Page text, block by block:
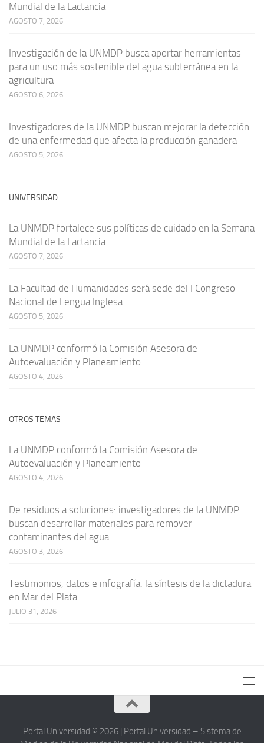
Mundial de la Lactancia
AGOSTO 7, 2026
Investigación de la UNMDP busca aportar herramientas
para un uso más sostenible del agua subterránea en la
agricultura
AGOSTO 6, 2026
Investigadores de la UNMDP buscan mejorar la detección
de una enfermedad que afecta la producción ganadera
AGOSTO 5, 2026
UNIVERSIDAD
La UNMDP fortalece sus políticas de cuidado en la Semana
Mundial de la Lactancia
AGOSTO 7, 2026
La Facultad de Humanidades será sede del I Congreso
Nacional de Lengua Inglesa
AGOSTO 5, 2026
La UNMDP conformó la Comisión Asesora de
Autoevaluación y Planeamiento
AGOSTO 4, 2026
OTROS TEMAS
La UNMDP conformó la Comisión Asesora de
Autoevaluación y Planeamiento
AGOSTO 4, 2026
De residuos a soluciones: investigadores de la UNMDP
buscan desarrollar materiales para remover
contaminantes del agua
AGOSTO 3, 2026
Testimonios, datos e infografía: la síntesis de la dictadura
en Mar del Plata
JULIO 31, 2026
Portal Universidad © 2026 | Portal Universidad – Sistema de